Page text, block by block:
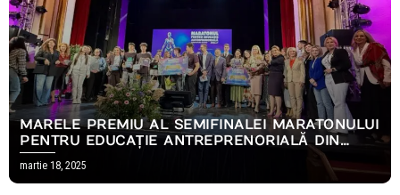
MARELE PREMIU AL SEMIFINALEI MARATONULUI
PENTRU EDUCAȚIE ANTREPRENORIALĂ DIN
BUCUREȘTI A FOST ADJUDECAT DE ECHIPA DE
ELEVI A COLEGIULUI NAȚIONAL ,,ELENA CUZA”
martie 18, 2025